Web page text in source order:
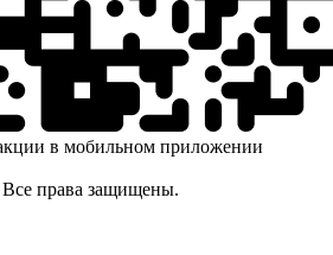
в мобильном приложении
права защищены.